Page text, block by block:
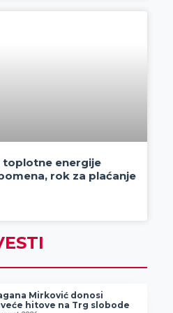
toplotne energije
rok za plaćanje
Mirković donosi
hitove na Trg slobode